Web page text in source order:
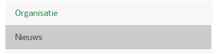
Organisatie
Nieuws